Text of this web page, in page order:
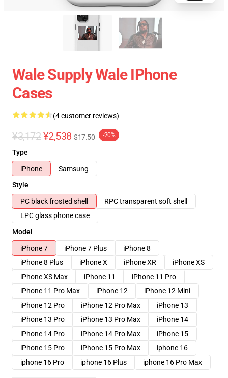
Wale Supply Wale IPhone
Cases
(4 customer reviews)
¥3,172 ¥2,538 $17.50 -20%
Type
iPhone
Samsung
Style
PC black frosted shell
RPC transparent soft shell
LPC glass phone case
Model
iPhone 7
iPhone 7 Plus
iPhone 8
iPhone 8 Plus
iPhone X iPhone XR
iPhone XS
iPhone XS Max
iPhone 11
iPhone 11 Pro
iPhone 11 Pro Max
iPhone 12
iPhone 12 Mini
iPhone 12 Pro
iPhone 12 Pro Max
iPhone 13
iPhone 13 Pro
iPhone 13 Pro Max
iPhone 14
iPhone 14 Pro
iPhone 14 Pro Max
iPhone 15
iPhone 15 Pro
iPhone 15 Pro Max
iphone 16
iphone 16 Pro
iphone 16 Plus iphone 16 Pro Max